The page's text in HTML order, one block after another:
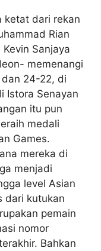
ketat dari rekan
Rian
Sanjaya
memenangi
dan 24-22, di
Istora Senayan
itu pun
medali
Games.
mereka di
menjadi
level Asian
dari kutukan
pemain
nomor
Bahkan